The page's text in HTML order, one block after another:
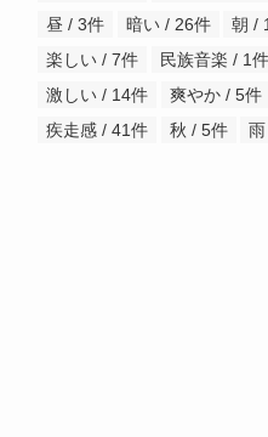
昼 / 3件
暗い / 26件
朝 /
楽しい / 7件
民族音楽 / 1件
激しい / 14件
爽やか / 5件
疾走感 / 41件
秋 / 5件